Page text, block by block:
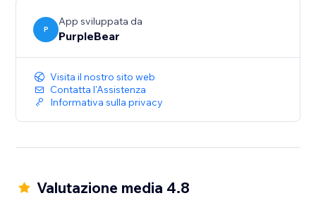
P
App sviluppata da
PurpleBear
Visita il nostro sito web
Contatta l'Assistenza
Informativa sulla privacy
Valutazione media 4.8